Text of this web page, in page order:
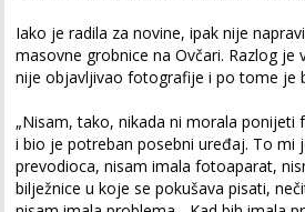
Iako je radila za novine, ipak nije
masovne grobnice na Ovčari. Razlog
nije objavljivao fotografije i po tome je
„Nisam, tako, nikada ni morala
i bio je potreban posebni uređaj. To mi
prevodioca, nisam imala fotoaparat,
bilježnice u koje se pokušava pisati,